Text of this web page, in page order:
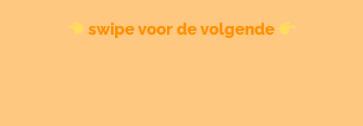
swipe voor de volgende